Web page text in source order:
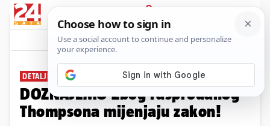
PRIJAVA
News Komentari
DETALJI SASTANKA U POLICIJI PLUS+
DOZNAJEMO Zbog rasprodanog
Thompsona mijenjaju zakon!